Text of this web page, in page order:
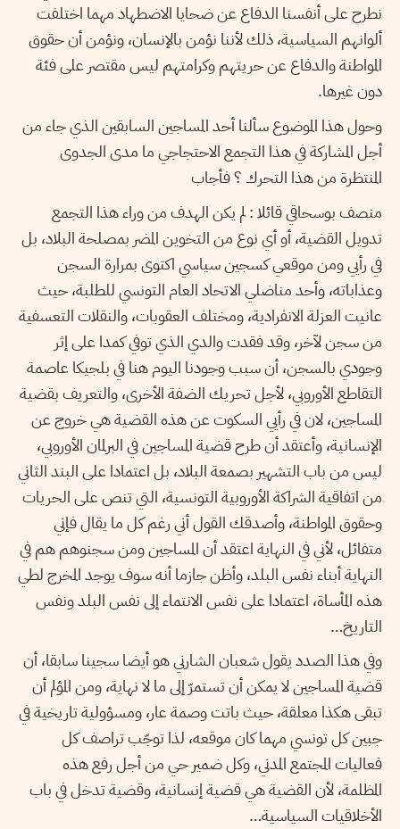
نطرح على أنفسنا الدفاع عن ضحايا الاضطهاد مهما اختلفت
ألوانهم السياسية، ذلك لأننا نؤمن بالإنسان، ونؤمن أن حقوق
المواطنة والدفاع عن حريتهم وكرامتهم ليس مقتصر على فئة
دون غيرها.
وحول هذا الموضوع سألنا أحد المساجين السابقين الذي جاء من
أجل المشاركة في هذا التجمع الاحتجاجي ما مدى الجدوى
المنتظرة من هذا التحرك ؟ فأجاب
منصف بوسحاقي قائلا : لم يكن الهدف من وراء هذا التجمع
تدويل القضية، أو أي نوع من التخوين المضر بمصلحة البلاد، بل
في رأيي ومن موقعي كسجين سياسي اكتوى بمرارة السجن
وعذاباته، وأحد مناضلي الاتحاد العام التونسي للطلبة، حيث
عانيت العزلة الانفرادية، ومختلف العقوبات، والنقلات التعسفية
من سجن لآخر، وقد فقدت والدي الذي توفي كمدا على إثر
وجودي بالسجن، أن سبب وجودنا اليوم هنا في بلجيكا عاصمة
التقاطع الأوروبي، لأجل تحريك الضفة الأخرى، والتعريف بقضية
المساجين، لان في رأيي السكوت عن هذه القضية هي خروج عن
الإنسانية، وأعتقد أن طرح قضية المساجين في البرلمان الأوروبي،
ليس من باب التشهير بصمعة البلاد، بل اعتمادا على البند الثاني
من اتفاقية الشراكة الأوروبية التونسية، التي تنص على الحريات
وحقوق المواطنة، وأصدقك القول أني رغم كل ما يقال فإني
متفائل، لأني في النهاية اعتقد أن المساجين ومن سجنوهم هم في
النهاية أبناء نفس البلد، وأظن جازما أنه سوف يوجد المخرج لطي
هذه المأساة، اعتمادا على نفس الانتماء إلى نفس البلد ونفس
التاريخ…
وفي هذا الصدد يقول شعبان الشارني هو أيضا سجينا سابقا، أن
قضية المساجين لا يمكن أن تستمرّ إلى ما لا نهاية، ومن المؤلم أن
تبقى هكذا معلقة، حيث باتت وصمة عار، ومسؤولية تاريخية في
جبين كل تونسي مهما كان موقعه، لذا توجّب تراصف كل
فعاليات المجتمع المدني، وكل ضمير حي من أجل رفع هذه
المظلمة، لأن القضية هي قضية إنسانية، وقضية تدخل في باب
الأخلاقيات السياسية…